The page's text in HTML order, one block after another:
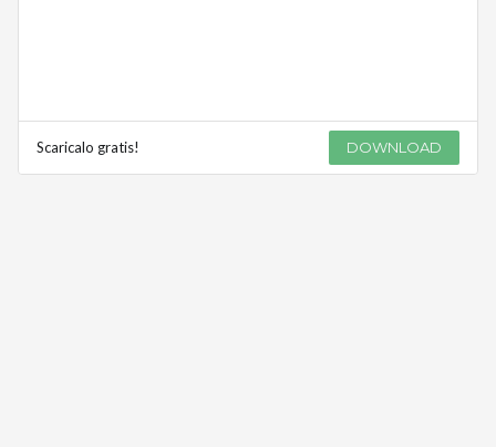
Scaricalo gratis! DOWNLOAD